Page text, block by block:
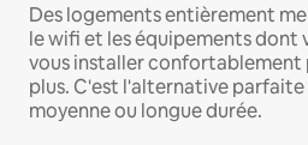
Des logements entièrement
le wifi et les équipements dont
vous installer confortablement
plus. C'est l'alternative
moyenne ou longue durée.